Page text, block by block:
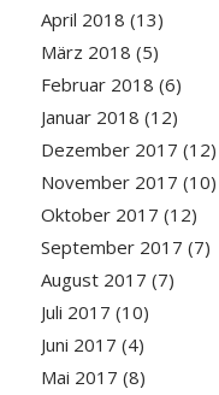
April 2018 (13)
März 2018 (5)
Februar 2018 (6)
Januar 2018 (12)
Dezember 2017 (12)
November 2017 (10)
Oktober 2017 (12)
September 2017 (7)
August 2017 (7)
Juli 2017 (10)
Juni 2017 (4)
Mai 2017 (8)